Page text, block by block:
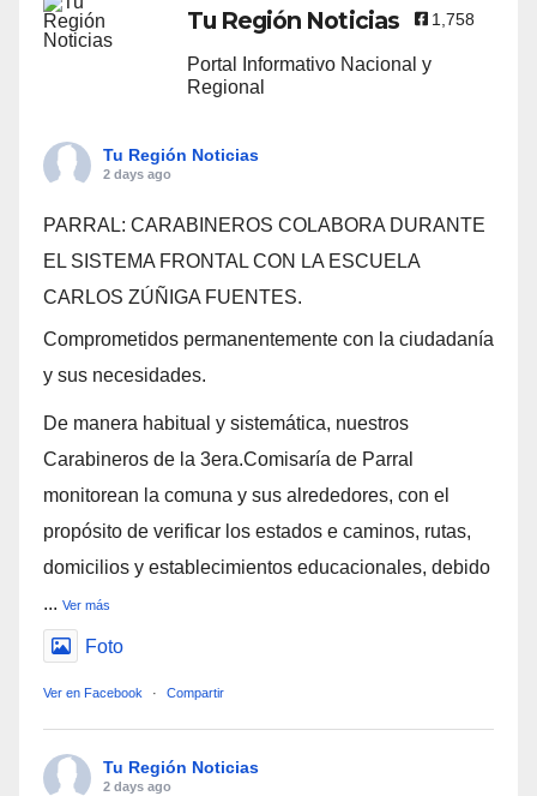
Tu Región Noticias 1,758
Portal Informativo Nacional y
Regional
Tu Región Noticias
2 days ago
PARRAL: CARABINEROS COLABORA DURANTE
EL SISTEMA FRONTAL CON LA ESCUELA
CARLOS ZÚÑIGA FUENTES.
Comprometidos permanentemente con la ciudadanía
y sus necesidades.
De manera habitual y sistemática, nuestros
Carabineros de la 3era.Comisaría de Parral
monitorean la comuna y sus alrededores, con el
propósito de verificar los estados e caminos, rutas,
domicilios y establecimientos educacionales, debido
... Ver más
Foto
Ver en Facebook · Compartir
Tu Región Noticias
2 days ago